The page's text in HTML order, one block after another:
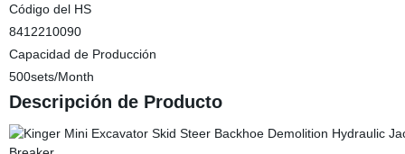
Código del HS
8412210090
Capacidad de Producción
500sets/Month
Descripción de Producto